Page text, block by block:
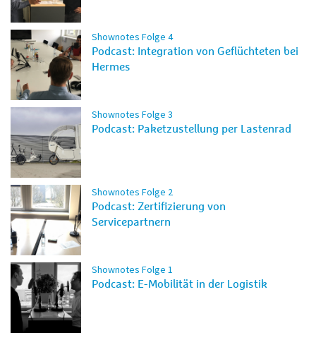
Shownotes Folge 4
Podcast: Integration von Geflüchteten bei
Hermes
Shownotes Folge 3
Podcast: Paketzustellung per Lastenrad
Shownotes Folge 2
Podcast: Zertifizierung von
Servicepartnern
Shownotes Folge 1
Podcast: E-Mobilität in der Logistik